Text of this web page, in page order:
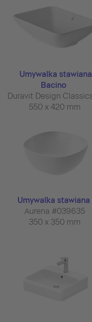
Umywalka stawiana
Bacino
550 x 420 mm
Umywalka stawiana
Aurena #039635
350 x 350 mm